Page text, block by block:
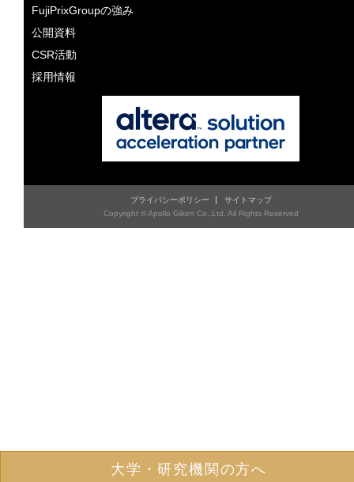
大学・研究機関の方へ
FujiPrixGroupの強み
公開資料
CSR活動
採用情報
プライバシーポリシー
サイトマップ
Copyright © Apollo Giken Co.,Ltd. All Rights Reserved